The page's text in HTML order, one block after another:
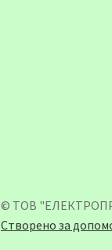
© ТОВ
Створено за